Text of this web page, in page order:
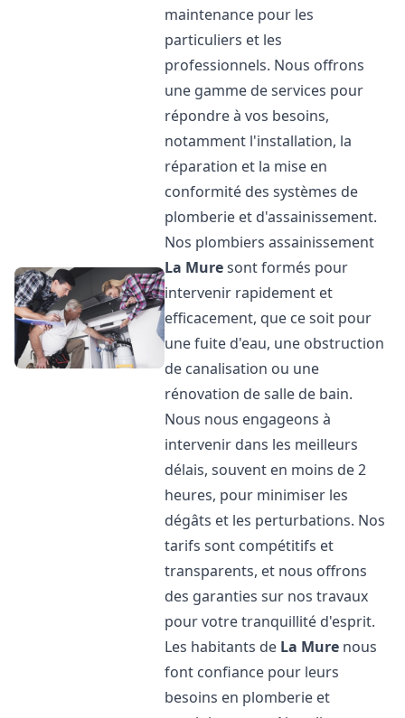
maintenance pour les
particuliers et les
professionnels. Nous offrons
une gamme de services pour
répondre à vos besoins,
notamment l'installation, la
réparation et la mise en
conformité des systèmes de
plomberie et d'assainissement.
Nos plombiers assainissement
La Muresont formés pour
intervenir rapidement et
efficacement, que ce soit pour
une fuite d'eau, une obstruction
de canalisation ou une
rénovation de salle de bain.
Nous nous engageons à
intervenir dans les meilleurs
délais, souvent en moins de 2
heures, pour minimiser les
dégâts et les perturbations. Nos
tarifs sont compétitifs et
transparents, et nous offrons
des garanties sur nos travaux
pour votre tranquillité d'esprit.
Les habitants de La Mure nous
font confiance pour leurs
besoins en plomberie et